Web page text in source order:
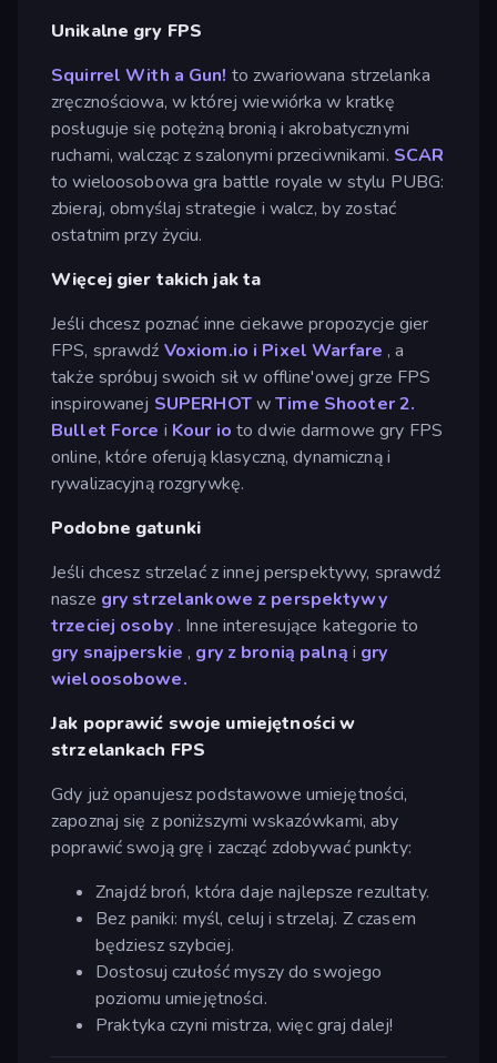
Unikalne gry FPS
Squirrel With a Gun! to zwariowana strzelanka
zręcznościowa, w której wiewiórka w kratkę
posługuje się potężną bronią i akrobatycznymi
ruchami, walcząc z szalonymi przeciwnikami. SCAR
to wieloosobowa gra battle royale w stylu PUBG:
zbieraj, obmyślaj strategie i walcz, by zostać
ostatnim przy życiu.
Więcej gier takich jak ta
Jeśli chcesz poznać inne ciekawe propozycje gier
FPS, sprawdź Voxiom.io i Pixel Warfare , a
także spróbuj swoich sił w offline'owej grze FPS
inspirowanej SUPERHOTwTime Shooter 2.
Bullet Force i Kour io to dwie darmowe gry FPS
online, które oferują klasyczną, dynamiczną i
rywalizacyjną rozgrywkę.
Podobne gatunki
Jeśli chcesz strzelać z innej perspektywy, sprawdź
nasze gry strzelankowe z perspektywy
trzeciej osoby. Inne interesujące kategorie to
gry snajperskie , gry z bronią palną i gry
wieloosobowe.
Jak poprawić swoje umiejętności w
strzelankach FPS
Gdy już opanujesz podstawowe umiejętności,
zapoznaj się z poniższymi wskazówkami, aby
poprawić swoją grę i zacząć zdobywać punkty:
Znajdź broń, która daje najlepsze rezultaty.
Bez paniki: myśl, celuj i strzelaj. Z czasem
będziesz szybciej.
Dostosuj czułość myszy do swojego
poziomu umiejętności.
Praktyka czyni mistrza, więc graj dalej!